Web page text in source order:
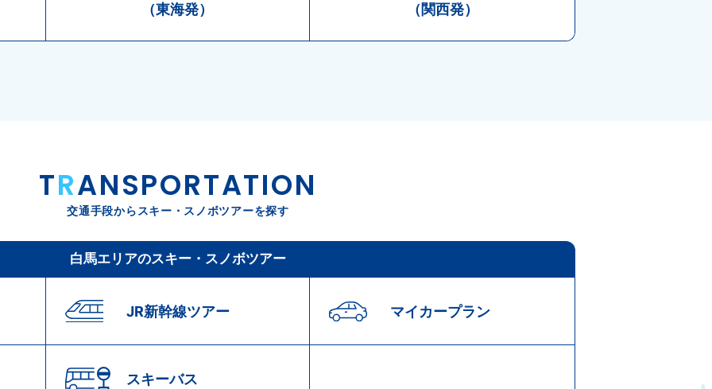
（東海発）
（関西発）
TRANSPORTATION
交通手段からスキー・スノボツアーを探す
白馬エリアのスキー・スノボツアー
JR新幹線ツアー マイカープラン
スキーバス